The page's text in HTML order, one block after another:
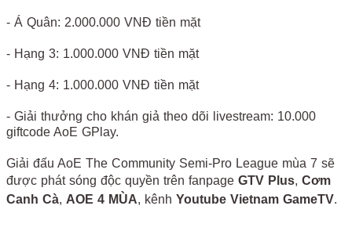
- Á Quân: 2.000.000 VNĐ tiền mặt
- Hạng 3: 1.000.000 VNĐ tiền mặt
- Hạng 4: 1.000.000 VNĐ tiền mặt
- Giải thưởng cho khán giả theo dõi livestream: 10.000
giftcode AoE GPlay.
Giải đấu AoE The Community Semi-Pro League mùa 7 sẽ
được phát sóng độc quyền trên fanpage GTV Plus, Cơm
Canh Cà, AOE 4 MÙA, kênh Youtube Vietnam GameTV.